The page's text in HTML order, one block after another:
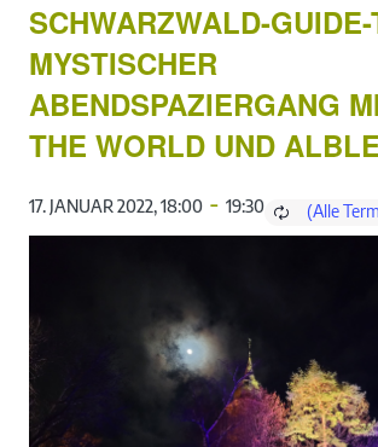
SCHWARZWALD-
MYSTISCHER
ABENDSPAZIERGANG
THE WORLD UND
17. JANUAR 2022, 18:00 - 19:30